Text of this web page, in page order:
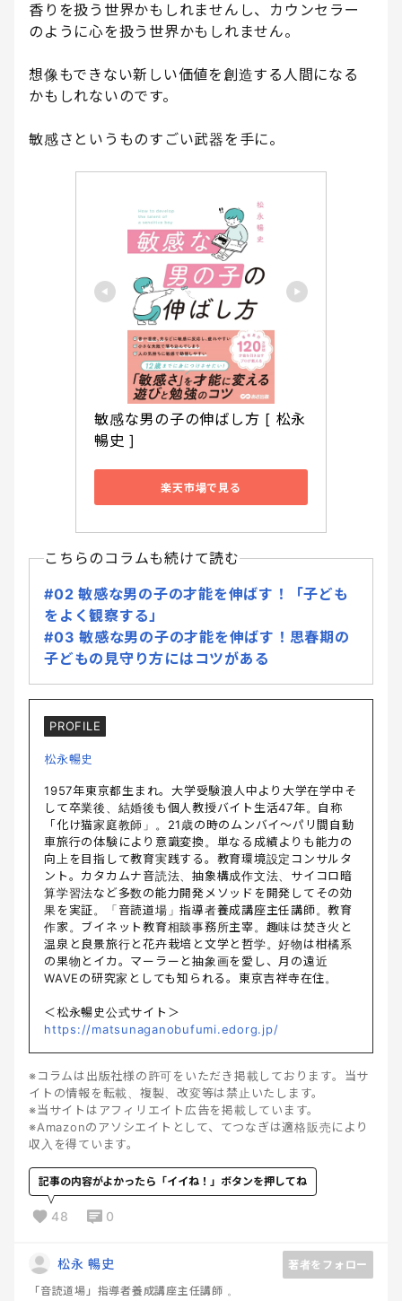
香りを扱う世界かもしれませんし、カウンセラー
のように心を扱う世界かもしれません。
想像もできない新しい価値を創造する人間になる
かもしれないのです。
敏感さというものすごい武器を手に。
敏感な男の子の伸ばし方 [ 松永
暢史 ]
楽天市場で見る
こちらのコラムも続けて読む
#02 敏感な男の子の才能を伸ばす！「子ども
をよく観察する」
#03 敏感な男の子の才能を伸ばす！思春期の
子どもの見守り方にはコツがある
PROFILE
松永暢史
1957年東京都生まれ。大学受験浪人中より大学在学中そ
して卒業後、結婚後も個人教授バイト生活47年。自称
「化け猫家庭教師」。21歳の時のムンバイ〜パリ間自動
車旅行の体験により意識変換。単なる成績よりも能力の
向上を目指して教育実践する。教育環境設定コンサルタ
ント。カタカムナ音読法、抽象構成作文法、サイコロ暗
算学習法など多数の能力開発メソッドを開発してその効
果を実証。「音読道場」指導者養成講座主任講師。教育
作家。ブイネット教育相談事務所主宰。趣味は焚き火と
温泉と良景旅行と花卉栽培と文学と哲学。好物は柑橘系
の果物とイカ。マーラーと抽象画を愛し、月の遠近
WAVEの研究家としても知られる。東京吉祥寺在住。
＜松永暢史公式サイト＞
https://matsunaganobufumi.edorg.jp/
※コラムは出版社様の許可をいただき掲載しております。当サ
イトの情報を転載、複製、改変等は禁止いたします。
※当サイトはアフィリエイト広告を掲載しています。
※Amazonのアソシエイトとして、てつなぎは適格販売により
収入を得ています。
記事の内容がよかったら「イイね！」ボタンを押してね
48 0
松永 暢史
著者をフォロー
「音読道場」指導者養成講座主任講師 。